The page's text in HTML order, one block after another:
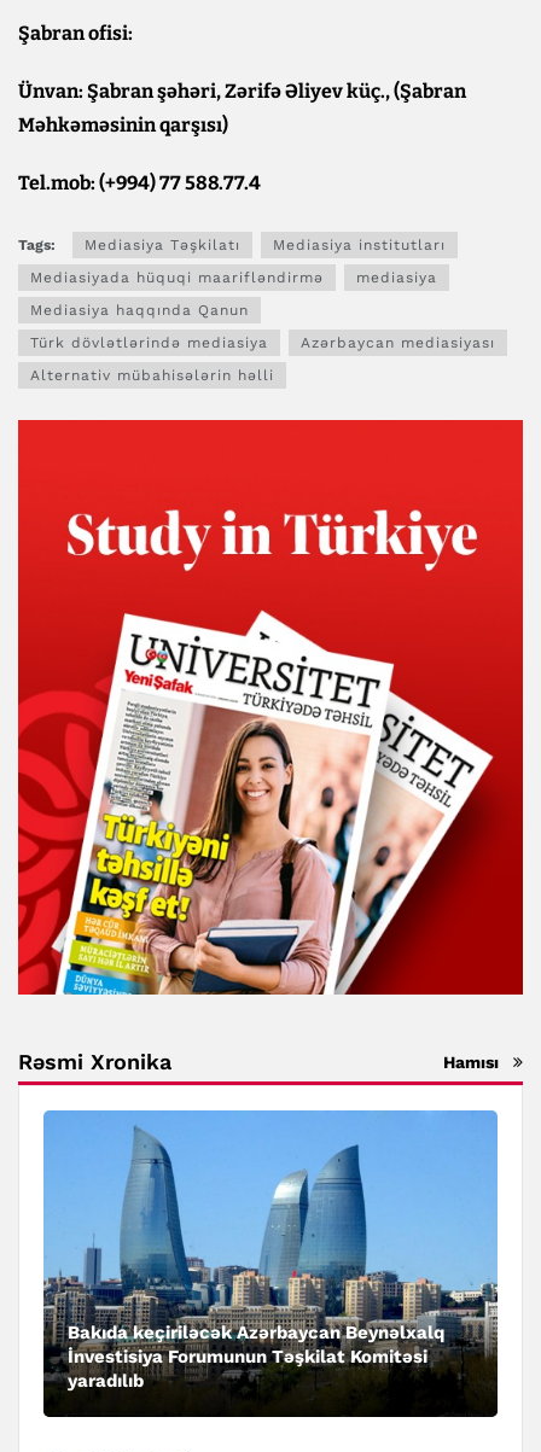
Şabran ofisi:
Ünvan: Şabran şəhəri, Zərifə Əliyev küç., (Şabran
Məhkəməsinin qarşısı)
Tel.mob: (+994) 77 588.77.4
Tags: Mediasiya Təşkilatı
Mediasiya institutları
Mediasiyada hüquqi maarifləndirmə
mediasiya
Mediasiya haqqında Qanun
Türk dövlətlərində mediasiya
Azərbaycan mediasiyası
Alternativ mübahisələrin həlli
Rəsmi Xronika Hamısı
Bakıda keçiriləcək Azərbaycan Beynəlxalq
İnvestisiya Forumunun Təşkilat Komitəsi
yaradılıb